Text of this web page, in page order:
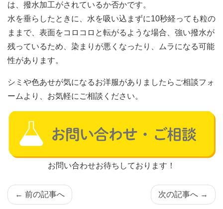
は、撥水加工がされているか否かです。
水を垂らしたときに、水を吸い込まずに10秒経っても粒の
ままで、表面をコロコロと転がるような場合、強い撥水が
残っているため、染まりが悪くなったり、ムラになる可能
性があります。
シミや色あせが気になるお洋服がありましたらご相談フォ
ームより、お気軽にご相談ください。
お問い合わせお待ちしております！
← 前の記事へ 次の記事へ →